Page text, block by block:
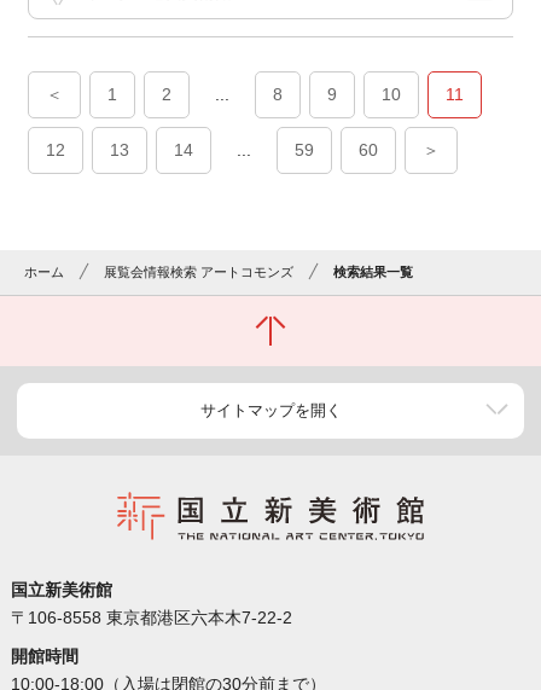
＜ 1 2 8 9 10 11
12 13 14 59 60 ＞
ホーム 展覧会情報検索 アートコモンズ 検索結果一覧
サイトマップを開く
国立新美術館
〒106-8558 東京都港区六本木7-22-2
開館時間
10:00-18:00（入場は閉館の30分前まで）